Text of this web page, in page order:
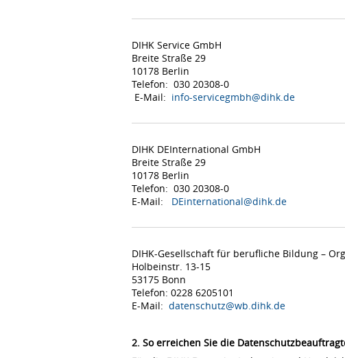
DIHK Service GmbH
Breite Straße 29
10178 Berlin
Telefon: 030 20308-0
E-Mail: info-servicegmbh@dihk.de
DIHK DEInternational GmbH
Breite Straße 29
10178 Berlin
Telefon: 030 20308-0
E-Mail: DEinternational@dihk.de
DIHK-Gesellschaft für berufliche Bildung –
Holbeinstr. 13-15
53175 Bonn
Telefon: 0228 6205101
E-Mail: datenschutz@wb.dihk.de
2. So erreichen Sie die